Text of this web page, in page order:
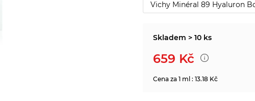
Vichy Minéral 89 Hyaluron
Skladem > 10 ks
659 Kč
Cena za 1 ml : 13.18 Kč